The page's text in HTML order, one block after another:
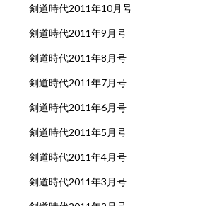
剣道時代2011年10月号
剣道時代2011年9月号
剣道時代2011年8月号
剣道時代2011年7月号
剣道時代2011年6月号
剣道時代2011年5月号
剣道時代2011年4月号
剣道時代2011年3月号